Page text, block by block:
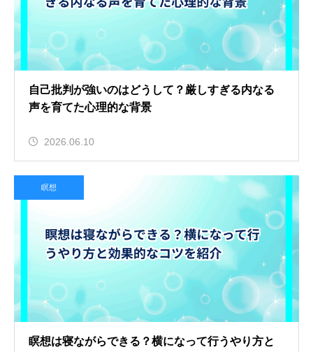
自己批判が強いのはどうして？厳しすぎる内なる
声を育てた心理的な背景
2026.06.10
瞑想
瞑想は寝ながらできる？横になって行うやり方と